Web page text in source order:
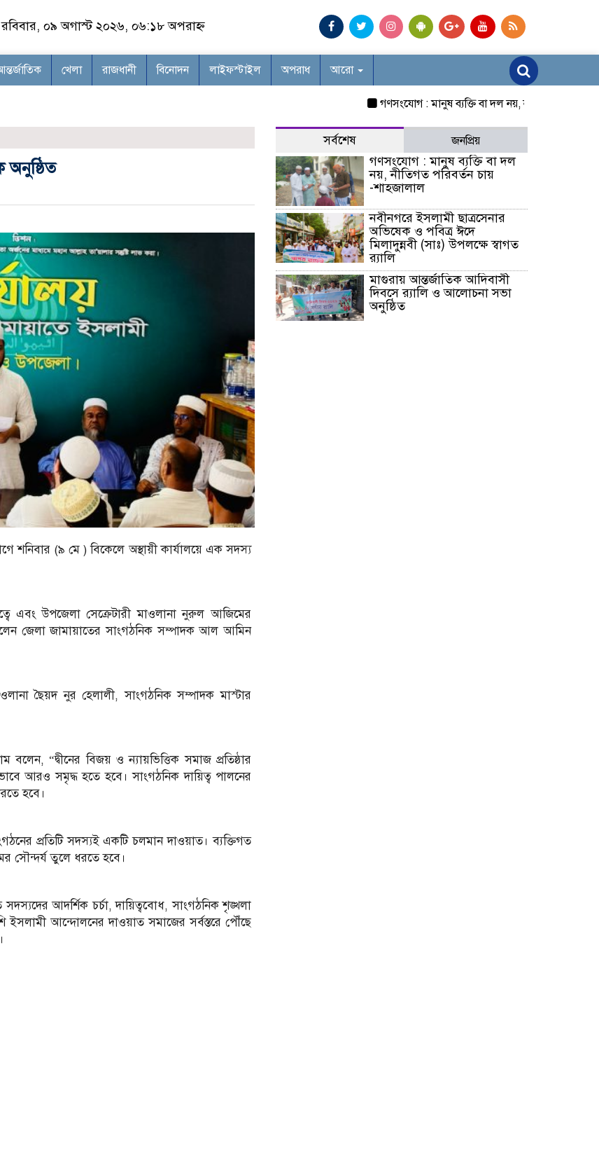
০৯ অগাস্ট ২০২৬, ০৬:১৮ অপরাহ্ন
খেলা রাজধানী বিনোদন লাইফস্টাইল অপরাধ আরো
গণসংযোগ : মানুষ ব্যক্তি বা দল নয়, নীতিগত পরিবর্তন চায় -
অনুষ্ঠিত
শনিবার (৯ মে ) বিকেলে অস্থায়ী কার্যালয়ে এক সদস্য
এবং উপজেলা সেক্রেটারী মাওলানা নুরুল আজিমের
জেলা জামায়াতের সাংগঠনিক সম্পাদক আল আমিন
ছৈয়দ নুর হেলালী, সাংগঠনিক সম্পাদক মাস্টার
“দ্বীনের বিজয় ও ন্যায়ভিত্তিক সমাজ প্রতিষ্ঠার
আরও সমৃদ্ধ হতে হবে। সাংগঠনিক দায়িত্ব পালনের
হবে।
প্রতিটি সদস্যই একটি চলমান দাওয়াত। ব্যক্তিগত
সৌন্দর্য তুলে ধরতে হবে।
আদর্শিক চর্চা, দায়িত্ববোধ, সাংগঠনিক শৃঙ্খলা
ইসলামী আন্দোলনের দাওয়াত সমাজের সর্বস্তরে পৌঁছে
সর্বশেষ জনপ্রিয়
গণসংযোগ : মানুষ ব্যক্তি বা দল
নয়, নীতিগত পরিবর্তন চায়
-শাহজালাল
নবীনগরে ইসলামী ছাত্রসেনার
অভিষেক ও পবিত্র ঈদে
মিলাদুন্নবী (সাঃ) উপলক্ষে স্বাগত
র‍্যালি
মাগুরায় আন্তর্জাতিক আদিবাসী
দিবসে র‍্যালি ও আলোচনা সভা
অনুষ্ঠিত